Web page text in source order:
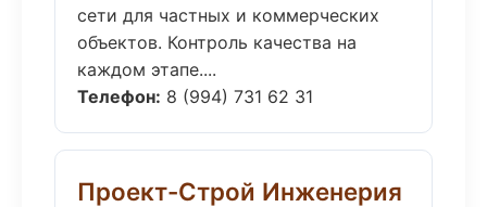
сети для частных и коммерческих
объектов. Контроль качества на
каждом этапе....
Телефон: 8 (994) 731 62 31
Проект-Строй Инженерия